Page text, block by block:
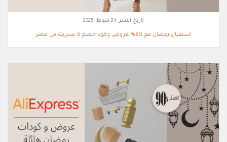
تاريخ النشر: 24 شباط, 2025
استقبال رمضان مع 80% عروض وكود خصم 6 ستريت في مصر